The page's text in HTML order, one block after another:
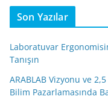
Son Yazılar
Laboratuvar
Tanışın
ARABLAB Vizyonu ve
Bilim Pazarlamasında